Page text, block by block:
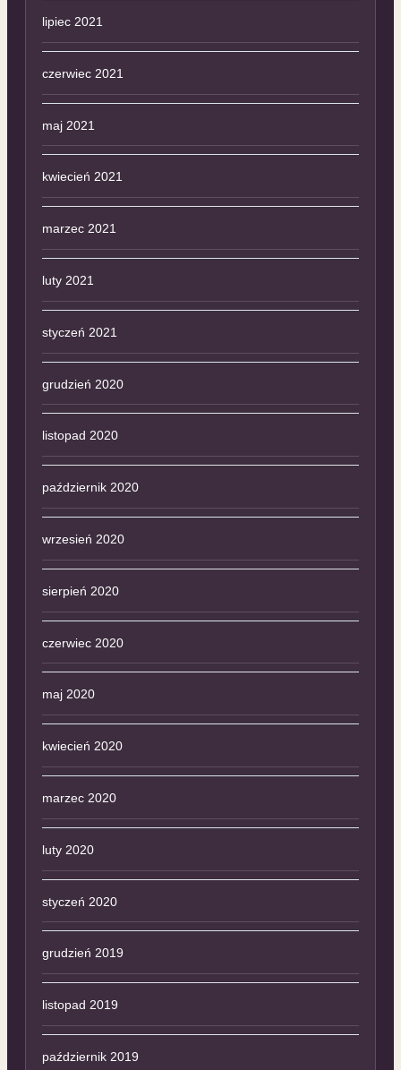
lipiec 2021
czerwiec 2021
maj 2021
kwiecień 2021
marzec 2021
luty 2021
styczeń 2021
grudzień 2020
listopad 2020
październik 2020
wrzesień 2020
sierpień 2020
czerwiec 2020
maj 2020
kwiecień 2020
marzec 2020
luty 2020
styczeń 2020
grudzień 2019
listopad 2019
październik 2019